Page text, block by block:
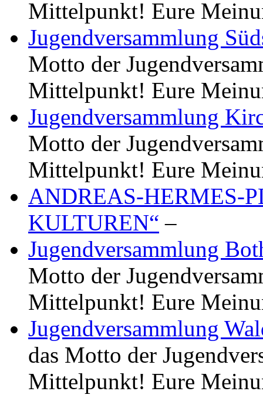
Mittelpunkt! Eure
Jugendversammlung
Motto der
Mittelpunkt! Eure
Jugendversammlung
Motto der
Mittelpunkt! Eure
ANDREAS-HERMES-
KULTUREN“ –
Jugendversammlung
Motto der
Mittelpunkt! Eure
Jugendversammlung
das Motto der
Mittelpunkt! Eure